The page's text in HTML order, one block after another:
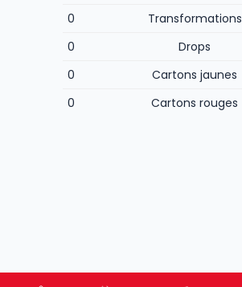
0
Transformations
0
Drops
0
Cartons jaunes
0
Cartons rouges